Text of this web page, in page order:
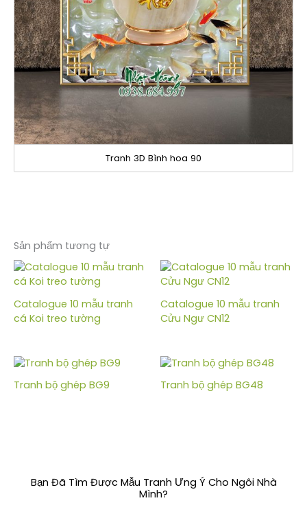
Tranh 3D Bình hoa 90
Sản phẩm tương tự
Catalogue 10 mẫu tranh
cá Koi treo tường
Catalogue 10 mẫu tranh
Cửu Ngư CN12
Tranh bộ ghép BG9 Tranh bộ ghép BG48
Bạn Đã Tìm Được Mẫu Tranh Ưng Ý Cho Ngôi Nhà
Mình?